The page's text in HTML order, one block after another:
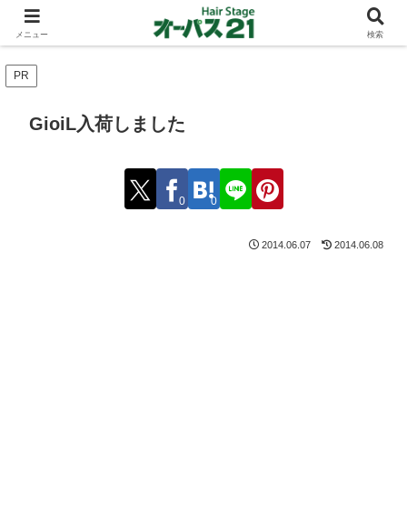
ショートカットとボブスタイルのお客様が多い東大阪のヘアーサロン 店長の与
太話
PR
GioiL入荷しました
0 0
2014.06.07 2014.06.08
メニュー 検索